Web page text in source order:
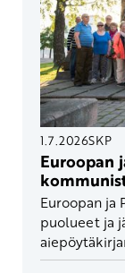
1.7.2026SKP
Euroopan
Euroopan ja
puolueet ja